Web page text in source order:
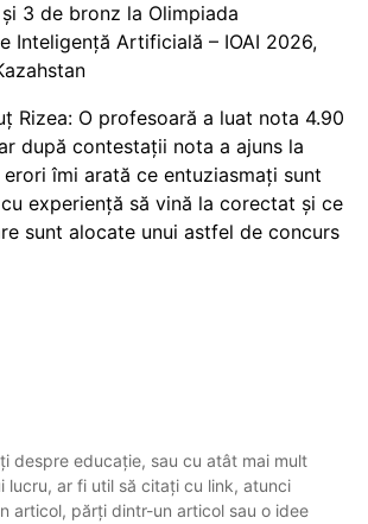
3 de bronz la Olimpiada
Inteligență Artificială – IOAI 2026,
Rizea: O profesoară a luat nota 4.90
după contestații nota a ajuns la
îmi arată ce entuziasmați sunt
experiență să vină la corectat și ce
sunt alocate unui astfel de concurs
despre educație, sau cu atât mai mult
lucru, ar fi util să citați cu link, atunci
articol, părți dintr-un articol sau o idee